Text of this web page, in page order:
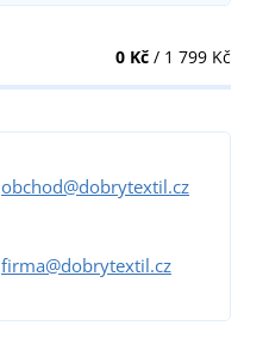
0 Kč/ 1 799 Kč
obchod@dobrytextil.cz
firma@dobrytextil.cz